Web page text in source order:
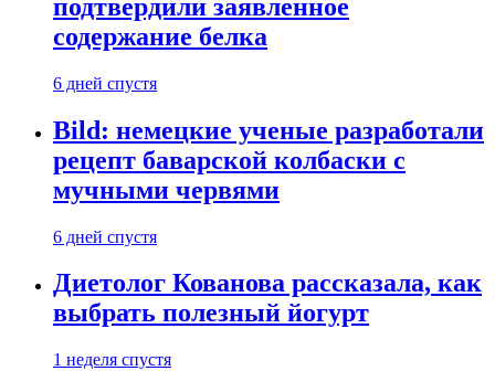
подтвердили заявленное
содержание белка
6 дней спустя
Bild: немецкие ученые разработали
рецепт баварской колбаски с
мучными червями
6 дней спустя
Диетолог Кованова рассказала, как
выбрать полезный йогурт
1 неделя спустя